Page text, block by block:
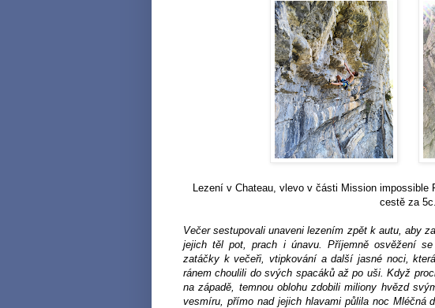
Lezení v Chateau, vlevo v části Mission
cestě za 5c.
Večer sestupovali unaveni lezením zpět k autu, aby
jejich těl pot, prach i únavu. Příjemně osvěžení
zatáčky k večeři, vtipkování a další jasné noci,
ránem choulili do svých spacáků až po uši. Když
na západě, temnou oblohu zdobili miliony hvězd
vesmíru, přímo nad jejich hlavami půlila noc Mléčná